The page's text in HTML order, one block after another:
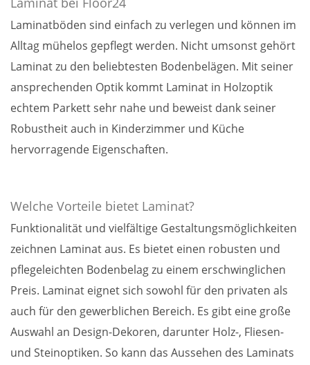
Laminatböden sind einfach zu verlegen und können im
Alltag mühelos gepflegt werden. Nicht umsonst gehört
Laminat zu den beliebtesten Bodenbelägen. Mit seiner
ansprechenden Optik kommt Laminat in Holzoptik
echtem Parkett sehr nahe und beweist dank seiner
Robustheit auch in Kinderzimmer und Küche
hervorragende Eigenschaften.
Welche Vorteile bietet Laminat?
Funktionalität und vielfältige Gestaltungsmöglichkeiten
zeichnen Laminat aus. Es bietet einen robusten und
pflegeleichten Bodenbelag zu einem erschwinglichen
Preis. Laminat eignet sich sowohl für den privaten als
auch für den gewerblichen Bereich. Es gibt eine große
Auswahl an Design-Dekoren, darunter Holz-, Fliesen-
und Steinoptiken. So kann das Aussehen des Laminats